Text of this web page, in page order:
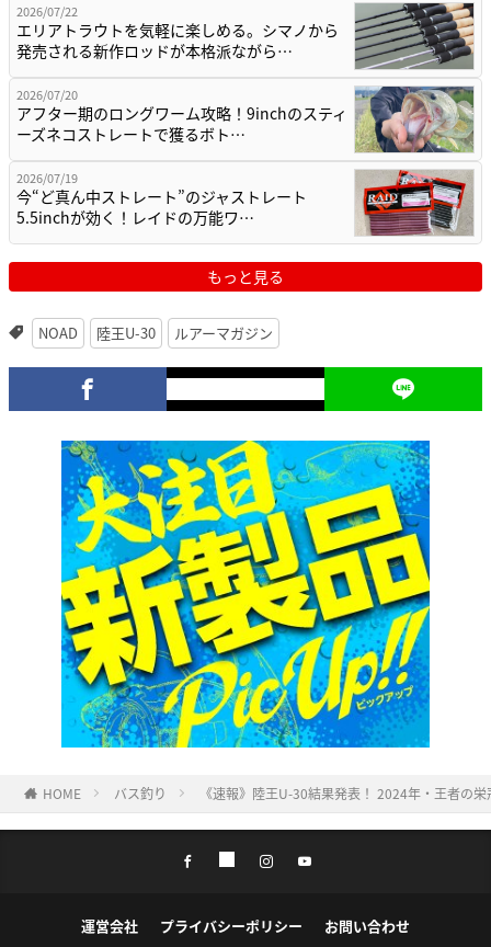
2026/07/22
エリアトラウトを気軽に楽しめる。シマノから
発売される新作ロッドが本格派ながら…
2026/07/20
アフター期のロングワーム攻略！9inchのスティ
ーズネコストレートで獲るボト…
2026/07/19
今“ど真ん中ストレート”のジャストレート
5.5inchが効く！レイドの万能ワ…
もっと見る
NOAD 陸王U-30 ルアーマガジン
HOME バス釣り 《速報》陸王U-30結果発表！ 2024年・王者の
運営会社 プライバシーポリシー お問い合わせ